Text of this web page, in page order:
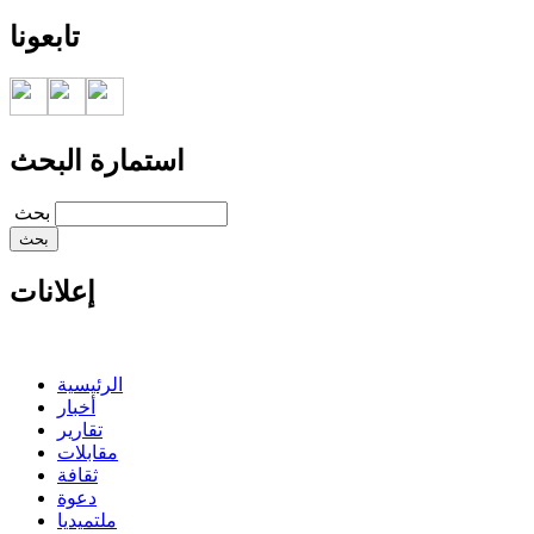
تابعونا
استمارة البحث
‏بحث ‏
إعلانات
الرئيسية
أخبار
تقارير
مقابلات
ثقافة
دعوة
ملتميديا